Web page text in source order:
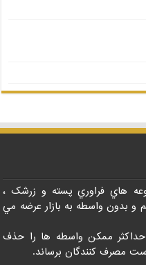
هاي فراوري پسته و زرشک ،
و بدون واسطه به بازار عرضه مي
ممکن واسطه ها را حذف
مصرف کنندگان برساند.